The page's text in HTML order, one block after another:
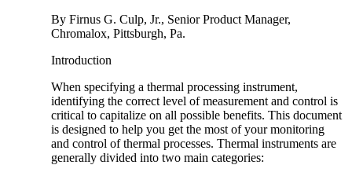
By Firnus G.⁤ Culp, Jr., ⁣Senior Product Manager,
Chromalox, Pittsburgh, Pa.
Introduction
When‌ specifying a ⁢thermal processing instrument,
identifying the correct level‍ of ​measurement and control is
critical to‍ capitalize on all possible benefits. This document
is designed to help you‍ get the⁣ most‍ of your monitoring
and control of⁢ thermal ​processes. ​Thermal ​instruments are
generally divided​ into two ‍main categories: